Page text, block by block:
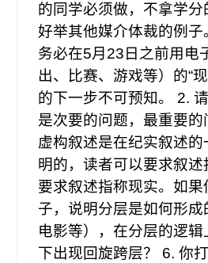
的同学必须做，不拿学
好举其他媒介体裁的例
务必在5月23日之前用电
出、比赛、游戏等）的“
的下一步不可预知。 2.
是次要的问题，最重要
虚构叙述是在纪实叙述
明的，读者可以要求叙
要求叙述指称现实。如
子，说明分层是如何形
电影等），在分层的逻
下出现回旋跨层？ 6. 你